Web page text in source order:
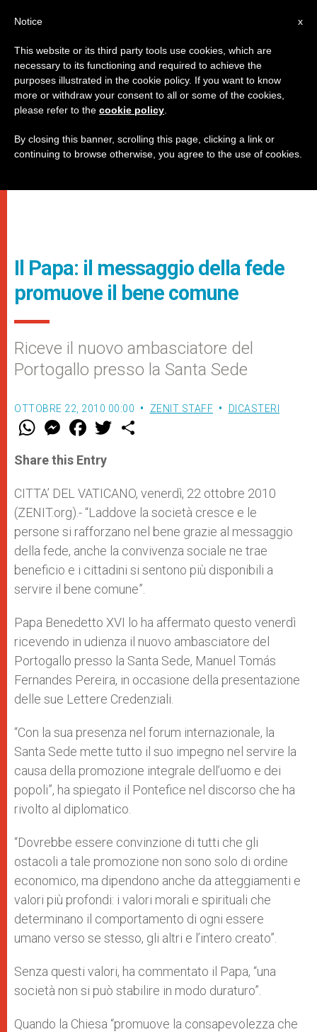
Il Papa: il messaggio della fede
promuove il bene comune
Riceve il nuovo ambasciatore del
Portogallo presso la Santa Sede
OTTOBRE 22, 2010 00:00 ZENIT STAFF DICASTERI
W
t
s
p
p
M
e
s
e
g
e
r
F
a
e
b
o
k
w
r
Share this Entry
CITTA’ DEL VATICANO, venerdì, 22 ottobre 2010
(ZENIT.org).- “Laddove la società cresce e le
persone si rafforzano nel bene grazie al messaggio
della fede, anche la convivenza sociale ne trae
beneficio e i cittadini si sentono più disponibili a
servire il bene comune”.
Papa Benedetto XVI lo ha affermato questo venerdì
ricevendo in udienza il nuovo ambasciatore del
Portogallo presso la Santa Sede, Manuel Tomás
Fernandes Pereira, in occasione della presentazione
delle sue Lettere Credenziali.
“Con la sua presenza nel forum internazionale, la
Santa Sede mette tutto il suo impegno nel servire la
causa della promozione integrale dell’uomo e dei
popoli”, ha spiegato il Pontefice nel discorso che ha
rivolto al diplomatico.
“Dovrebbe essere convinzione di tutti che gli
ostacoli a tale promozione non sono solo di ordine
economico, ma dipendono anche da atteggiamenti e
valori più profondi: i valori morali e spirituali che
determinano il comportamento di ogni essere
umano verso se stesso, gli altri e l’intero creato”.
Senza questi valori, ha commentato il Papa, “una
società non si può stabilire in modo duraturo”.
Quando la Chiesa “promuove la consapevolezza che
x
Notice
This website or its third party tools use cookies, which are
necessary to its functioning and required to achieve the
purposes illustrated in the cookie policy. If you want to know
more or withdraw your consent to all or some of the cookies,
please refer to the cookie policy
By closing this banner, scrolling this page, clicking a link or
continuing to browse otherwise, you agree to the use of cookies.